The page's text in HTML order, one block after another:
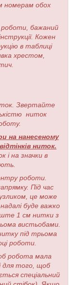
номерам обох
бажаний
Кожен
в таблиці
хрестом,
Звертайте
ниток
на нанесеному
ниток.
і на значки в
роботи.
Під час
це може
буде важко
1 см нитки з
вистьобами.
під трьома
роботи.
робота мала
для того, щоб
спеціальний